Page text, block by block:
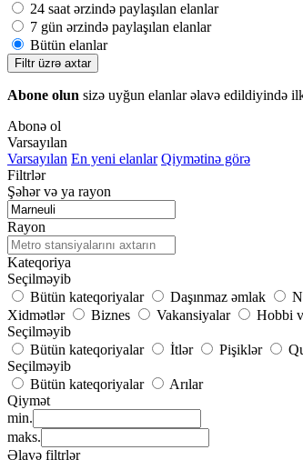
24 saat ərzində paylaşılan elanlar
7 gün ərzində paylaşılan elanlar
Bütün elanlar
Filtr üzrə axtar
Abone olun sizə uyğun elanlar əlavə edildiyində
Abonə ol
Varsayılan
Varsayılan En yeni elanlar Qiymətinə görə
Filtrlər
Şəhər və ya rayon
Rayon
Kateqoriya
Seçilməyib
Bütün kateqoriyalar
Daşınmaz əmlak
Xidmətlər
Biznes Vakansiyalar Hobbi
Seçilməyib
Bütün kateqoriyalar
İtlər Pişiklər
Seçilməyib
Bütün kateqoriyalar
Arılar
Qiymət
min.
maks.
Əlavə filtrlər